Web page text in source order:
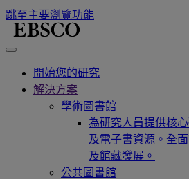
跳至主要瀏覽功能
開始您的研究
解決方案
學術圖書館
為研究人員提供核
及電子書資源。全
及館藏發展。
公共圖書館